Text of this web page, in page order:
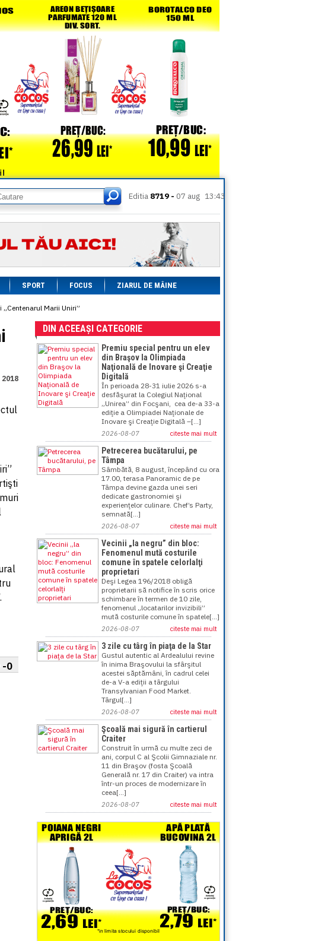
Editia 8719 - 07 aug 13:43
SPORT FOCUS ZIARUL DE MÂINE
Marii Uniri”
-0
DIN ACEEAȘI CATEGORIE
Premiu special pentru un elev
din Braşov la Olimpiada
Naţională de Inovare şi Creaţie
Digitală
În perioada 28-31 iulie 2026 s-a
desfăşurat la Colegiul Naţional
„Unirea” din Focşani, cea de-a 33-a
ediţie a Olimpiadei Naţionale de
Inovare şi Creaţie Digitală –[...]
2026-08-07 citeste mai mult
Petrecerea bucătarului, pe
Tâmpa
Sâmbătă, 8 august, începând cu ora
17.00, terasa Panoramic de pe
Tâmpa devine gazda unei seri
dedicate gastronomiei şi
experienţelor culinare. Chef’s Party,
semnată[...]
2026-08-07 citeste mai mult
Vecinii „la negru” din bloc:
Fenomenul mută costurile
comune în spatele celorlalţi
proprietari
Deşi Legea 196/2018 obligă
proprietarii să notifice în scris orice
schimbare în termen de 10 zile,
fenomenul „locatarilor invizibili”
mută costurile comune în spatele[...]
2026-08-07 citeste mai mult
3 zile cu târg în piaţa de la Star
Gustul autentic al Ardealului revine
în inima Braşovului la sfârşitul
acestei săptămâni, în cadrul celei
de-a V-a ediţii a târgului
Transylvanian Food Market.
Târgul[...]
2026-08-07 citeste mai mult
Şcoală mai sigură în cartierul
Craiter
Construit în urmă cu multe zeci de
ani, corpul C al Şcolii Gimnaziale nr.
11 din Braşov (fosta Şcoală
Generală nr. 17 din Craiter) va intra
într-un proces de modernizare în
ceea[...]
2026-08-07 citeste mai mult